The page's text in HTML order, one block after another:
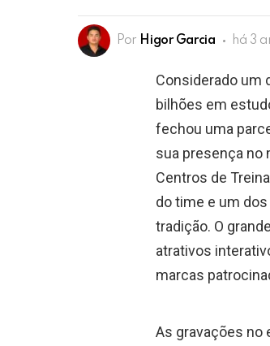
Por Higor Garcia há 3
Considerado um
bilhões em
fechou uma
sua presença no
Centros de
do time e um
tradição. O
atrativos
marcas
As gravações no